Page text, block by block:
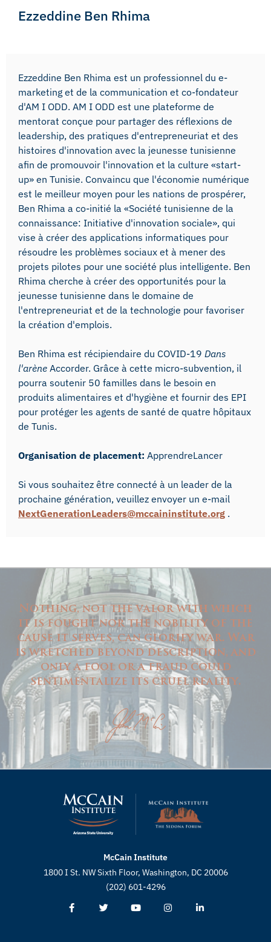
Ezzeddine Ben Rhima
Ezzeddine Ben Rhima est un professionnel du e-
marketing et de la communication et co-fondateur
d'AM I ODD. AM I ODD est une plateforme de
mentorat conçue pour partager des réflexions de
leadership, des pratiques d'entrepreneuriat et des
histoires d'innovation avec la jeunesse tunisienne
afin de promouvoir l'innovation et la culture «start-
up» en Tunisie. Convaincu que l'économie numérique
est le meilleur moyen pour les nations de prospérer,
Ben Rhima a co-initié la «Société tunisienne de la
connaissance: Initiative d'innovation sociale», qui
vise à créer des applications informatiques pour
résoudre les problèmes sociaux et à mener des
projets pilotes pour une société plus intelligente. Ben
Rhima cherche à créer des opportunités pour la
jeunesse tunisienne dans le domaine de
l'entrepreneuriat et de la technologie pour favoriser
la création d'emplois.
Ben Rhima est récipiendaire du COVID-19 Dans
l'arène Accorder. Grâce à cette micro-subvention, il
pourra soutenir 50 familles dans le besoin en
produits alimentaires et d'hygiène et fournir des EPI
pour protéger les agents de santé de quatre hôpitaux
de Tunis.
Organisation de placement: ApprendreLancer
Si vous souhaitez être connecté à un leader de la
prochaine génération, veuillez envoyer un e-mail
NextGenerationLeaders@mccaininstitute.org .
Nothing, not the valor with which
it is fought nor the nobility of the
cause it serves, can glorify war. War
is wretched beyond description, and
only a fool or a fraud could
sentimentalize its cruel reality.
McCain Institute
1800 I St. NW Sixth Floor, Washington, DC 20006
(202) 601-4296